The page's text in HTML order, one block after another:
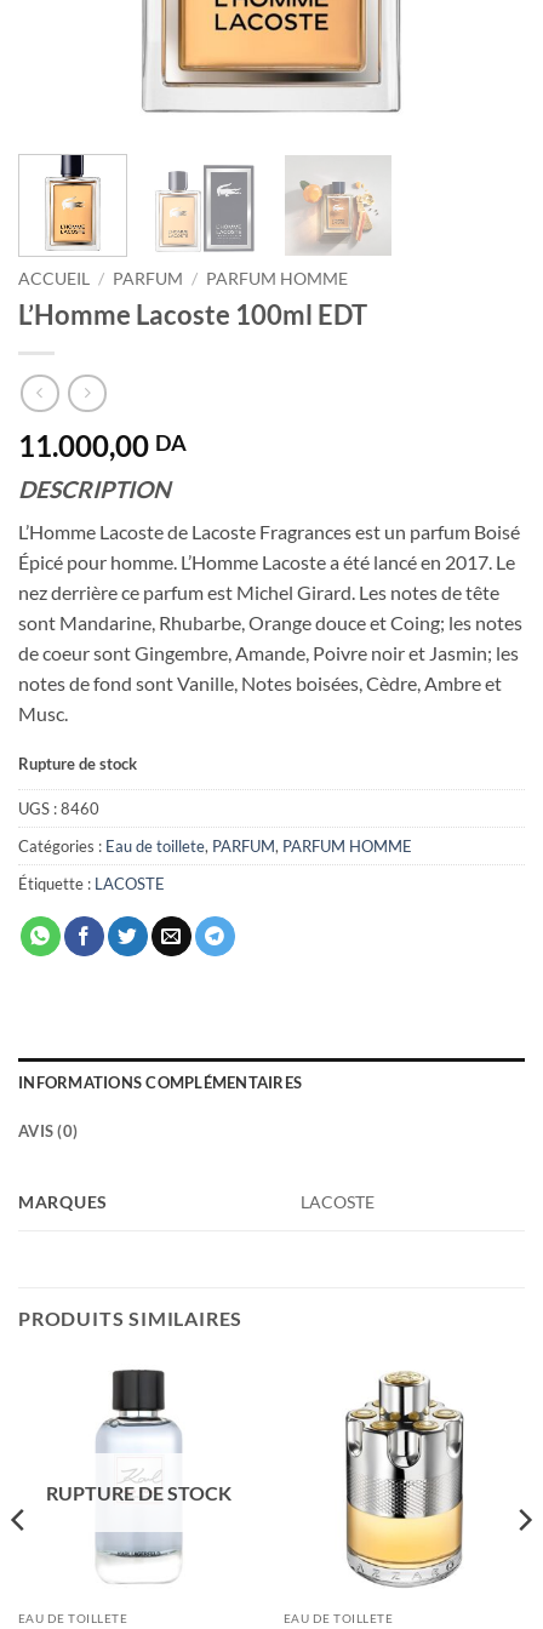
ACCUEIL / PARFUM / PARFUM HOMME
L’Homme Lacoste 100ml EDT
11.000,00 DA
DESCRIPTION
L’Homme Lacoste de Lacoste Fragrances est un parfum Boisé
Épicé pour homme. L’Homme Lacoste a été lancé en 2017. Le
nez derrière ce parfum est Michel Girard. Les notes de tête
sont Mandarine, Rhubarbe, Orange douce et Coing; les notes
de coeur sont Gingembre, Amande, Poivre noir et Jasmin; les
notes de fond sont Vanille, Notes boisées, Cèdre, Ambre et
Musc.
Rupture de stock
UGS :8460
Catégories : Eau de toillete, PARFUM, PARFUM HOMME
Étiquette : LACOSTE
INFORMATIONS COMPLÉMENTAIRES
AVIS (0)
MARQUES LACOSTE
PRODUITS SIMILAIRES
RUPTURE DE STOCK
EAU DE TOILLETE EAU DE TOILLETE